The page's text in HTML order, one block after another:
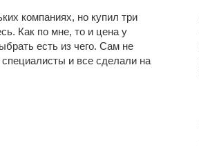
компаниях, но купил три
Как по мне, то и цена у
есть из чего. Сам не
и все сделали на